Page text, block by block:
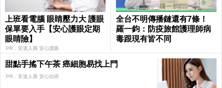
上班看電腦 眼睛壓力大 護眼
保單要入手【安心護眼定期
眼睛險】
PR．安達人壽 安心護眼
全台不明傳播鏈還有7條！
羅一鈞：防疫旅館護理師病
毒跟現有皆不同
甜點手搖下午茶 癌細胞易找上門
PR．安達人壽 安心抗癌